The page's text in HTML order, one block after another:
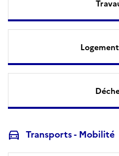
Transports - Mobilité